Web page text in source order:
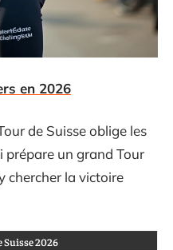
en 2026
de Suisse oblige les
prépare un grand Tour
chercher la victoire
Suisse 2026